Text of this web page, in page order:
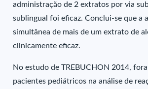
administração de 2 extratos por via
sublingual foi eficaz. Conclui-se que a
simultânea de mais de um extrato de
clinicamente eficaz.
No estudo de TREBUCHON 2014,
pacientes pediátricos na análise de